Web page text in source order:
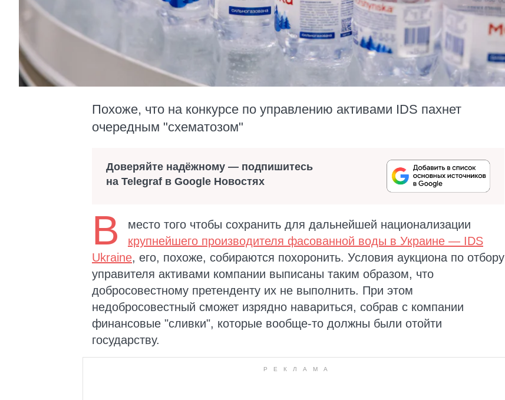
Похоже, что на конкурсе по управлению активами IDS пахнет
очередным "схематозом"
Доверяйте надёжному — подпишитесь
на Telegraf в Google Новостях
В
место того чтобы сохранить для дальнейшей национализации
крупнейшего производителя фасованной воды в Украине — IDS
Ukraine, его, похоже, собираются похоронить. Условия аукциона по отбору
управителя активами компании выписаны таким образом, что
добросовестному претенденту их не выполнить. При этом
недобросовестный сможет изрядно навариться, собрав с компании
финансовые "сливки", которые вообще-то должны были отойти
государству.